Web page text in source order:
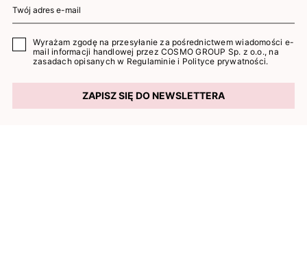
Wyrażam zgodę na przesyłanie za pośrednictwem wiadomości e-
mail informacji handlowej przez COSMO GROUP Sp. z o.o., na
zasadach opisanych w Regulaminie i Polityce prywatności.
ZAPISZ SIĘ DO NEWSLETTERA